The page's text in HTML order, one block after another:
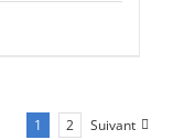
1 2 Suivant